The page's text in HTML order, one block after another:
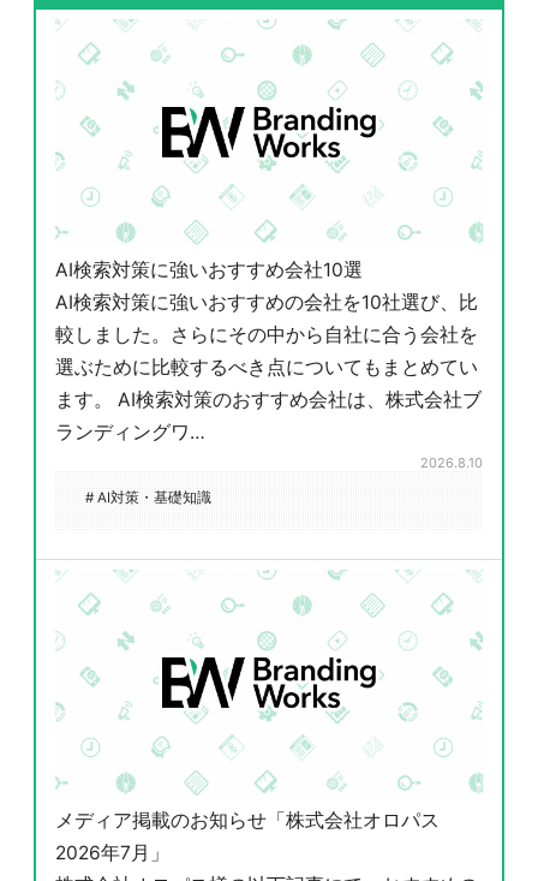
AI検索対策に強いおすすめ会社10選
AI検索対策に強いおすすめの会社を10社選び、比
較しました。さらにその中から自社に合う会社を
選ぶために比較するべき点についてもまとめてい
ます。 AI検索対策のおすすめ会社は、株式会社ブ
ランディングワ…
2026.8.10
# AI対策・基礎知識
メディア掲載のお知らせ「株式会社オロパス
2026年7月」